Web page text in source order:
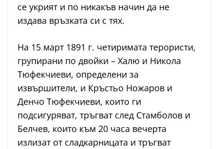
се укрият и по никакъв начин да не
издава връзката си с тях.
На 15 март 1891 г. четиримата терористи,
групирани по двойки – Халю и Никола
Тюфекчиеви, определени за
извършители, и Кръстьо Ножаров и
Денчо Тюфекчиеви, които ги
подсигуряват, тръгват след Стамболов и
Белчев, които към 20 часа вечерта
излизат от сладкарницата и тръгват